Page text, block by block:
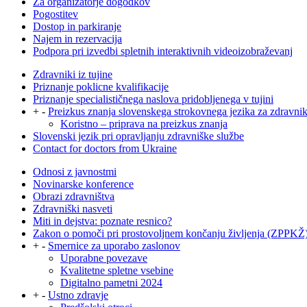
Pogostitev
Dostop in parkiranje
Najem in rezervacija
Podpora pri izvedbi spletnih interaktivnih videoizobraževanj
Zdravniki iz tujine
Priznanje poklicne kvalifikacije
Priznanje specialističnega naslova pridobljenega v tujini
+ - Preizkus znanja slovenskega strokovnega jezika za
Koristno – priprava na preizkus znanja
Slovenski jezik pri opravljanju zdravniške službe
Contact for doctors from Ukraine
Odnosi z javnostmi
Novinarske konference
Obrazi zdravništva
Zdravniški nasveti
Miti in dejstva: poznate resnico?
Zakon o pomoči pri prostovoljnem končanju življenja
+ - Smernice za uporabo zaslonov
Uporabne povezave
Kvalitetne spletne vsebine
Digitalno pametni 2024
+ - Ustno zdravje